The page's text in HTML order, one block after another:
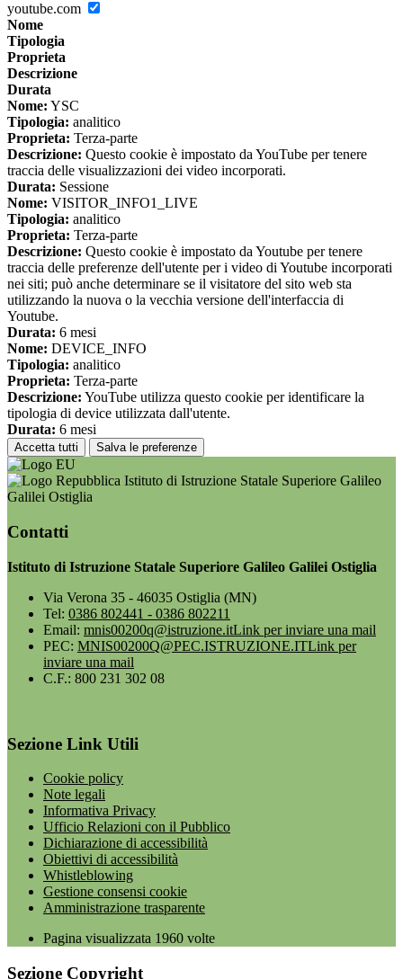
youtube.com
Nome
Tipologia
Proprieta
Descrizione
Durata
Nome: YSC
Tipologia: analitico
Proprieta: Terza-parte
Descrizione: Questo cookie è impostato da YouTube per tenere
traccia delle visualizzazioni dei video incorporati.
Durata: Sessione
Nome: VISITOR_INFO1_LIVE
Tipologia: analitico
Proprieta: Terza-parte
Descrizione: Questo cookie è impostato da Youtube per tenere
traccia delle preferenze dell'utente per i video di Youtube incorporati
nei siti; può anche determinare se il visitatore del sito web sta
utilizzando la nuova o la vecchia versione dell'interfaccia di
Youtube.
Durata: 6 mesi
Nome: DEVICE_INFO
Tipologia: analitico
Proprieta: Terza-parte
Descrizione: YouTube utilizza questo cookie per identificare la
tipologia di device utilizzata dall'utente.
Durata: 6 mesi
Accetta tutti Salva le preferenze
Istituto di Istruzione Statale Superiore Galileo
Galilei Ostiglia
Contatti
Istituto di Istruzione Statale Superiore Galileo Galilei Ostiglia
Via Verona 35 - 46035 Ostiglia (MN)
Tel: 0386 802441 - 0386 802211
Email: mnis00200q@istruzione.itLink per inviare una mail
PEC: MNIS00200Q@PEC.ISTRUZIONE.ITLink per
inviare una mail
C.F.: 800 231 302 08
Sezione Link Utili
Cookie policy
Note legali
Informativa Privacy
Ufficio Relazioni con il Pubblico
Dichiarazione di accessibilità
Obiettivi di accessibilità
Whistleblowing
Gestione consensi cookie
Amministrazione trasparente
Pagina visualizzata 1960 volte
Sezione Copyright